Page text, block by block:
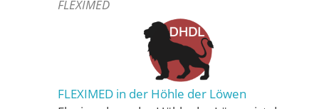
FLEXIMED
FLEXIMED in der Höhle der Löwen